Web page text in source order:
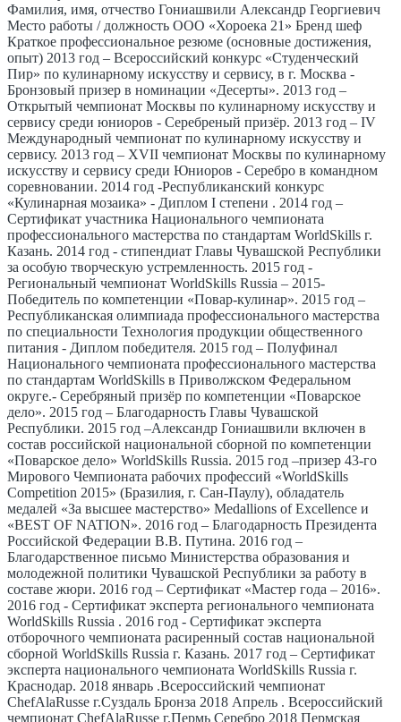
Фамилия, имя, отчество Гониашвили Александр Георгиевич
Место работы / должность ООО «Хороека 21» Бренд шеф
Краткое профессиональное резюме (основные достижения,
опыт) 2013 год – Всероссийский конкурс «Студенческий
Пир» по кулинарному искусству и сервису, в г. Москва -
Бронзовый призер в номинации «Десерты». 2013 год –
Открытый чемпионат Москвы по кулинарному искусству и
сервису среди юниоров - Серебреный призёр. 2013 год – IV
Международный чемпионат по кулинарному искусству и
сервису. 2013 год – XVII чемпионат Москвы по кулинарному
искусству и сервису среди Юниоров - Серебро в командном
соревновании. 2014 год -Республиканский конкурс
«Кулинарная мозаика» - Диплом I степени . 2014 год –
Сертификат участника Национального чемпионата
профессионального мастерства по стандартам WorldSkills г.
Казань. 2014 год - стипендиат Главы Чувашской Республики
за особую творческую устремленность. 2015 год -
Региональный чемпионат WorldSkills Russia – 2015-
Победитель по компетенции «Повар-кулинар». 2015 год –
Республиканская олимпиада профессионального мастерства
по специальности Технология продукции общественного
питания - Диплом победителя. 2015 год – Полуфинал
Национального чемпионата профессионального мастерства
по стандартам WorldSkills в Приволжском Федеральном
округе.- Серебряный призёр по компетенции «Поварское
дело». 2015 год – Благодарность Главы Чувашской
Республики. 2015 год –Александр Гониашвили включен в
состав российской национальной сборной по компетенции
«Поварское дело» WorldSkills Russia. 2015 год –призер 43-го
Мирового Чемпионата рабочих профессий «WorldSkills
Competition 2015» (Бразилия, г. Сан-Паулу), обладатель
медалей «За высшее мастерство» Medallions of Excellence и
«BEST OF NATION». 2016 год – Благодарность Президента
Российской Федерации В.В. Путина. 2016 год –
Благодарственное письмо Министерства образования и
молодежной политики Чувашской Республики за работу в
составе жюри. 2016 год – Сертификат «Мастер года – 2016».
2016 год - Сертификат эксперта регионального чемпионата
WorldSkills Russia . 2016 год - Сертификат эксперта
отборочного чемпионата расиренный состав национальной
сборной WorldSkills Russia г. Казань. 2017 год – Сертификат
эксперта национального чемпионата WorldSkills Russia г.
Краснодар. 2018 январь .Всероссийский чемпионат
ChefAlaRusse г.Суздаль Бронза 2018 Апрель . Всероссийский
чемпионат ChefAlaRusse г.Пермь Серебро 2018 Пермская